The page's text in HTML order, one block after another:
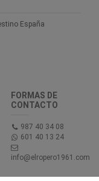
España
FORMAS DE
CONTACTO
987 40 34 08
601 40 13 24
info@elropero1961.com